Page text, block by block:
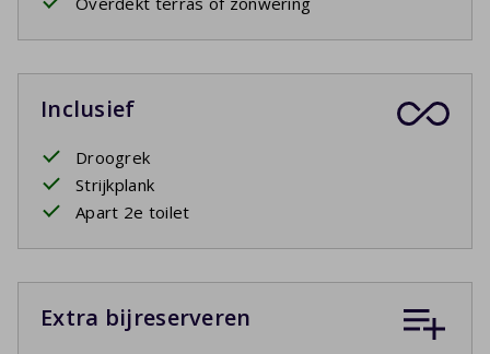
Inclusief
Droogrek
Strijkplank
Apart 2e toilet
Extra bijreserveren